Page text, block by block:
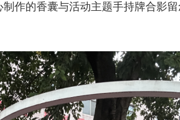
作的香囊与活动主题手持牌合影